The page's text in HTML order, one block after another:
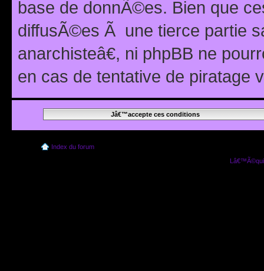
base de donnÃ©es. Bien que
diffusÃ©es Ã une tierce partie
anarchisteâ€, ni phpBB ne
en cas de tentative de piratage
Index du forum